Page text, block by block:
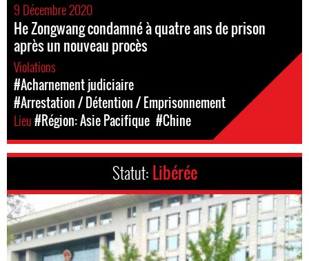
9 Décembre 2020
He Zongwang condamné à quatre ans de prison
après un nouveau procès
Violations
#Acharnement judiciaire
#Arrestation / Détention / Emprisonnement
Lieu#Région: Asie Pacifique #Chine
Statut: Libérée